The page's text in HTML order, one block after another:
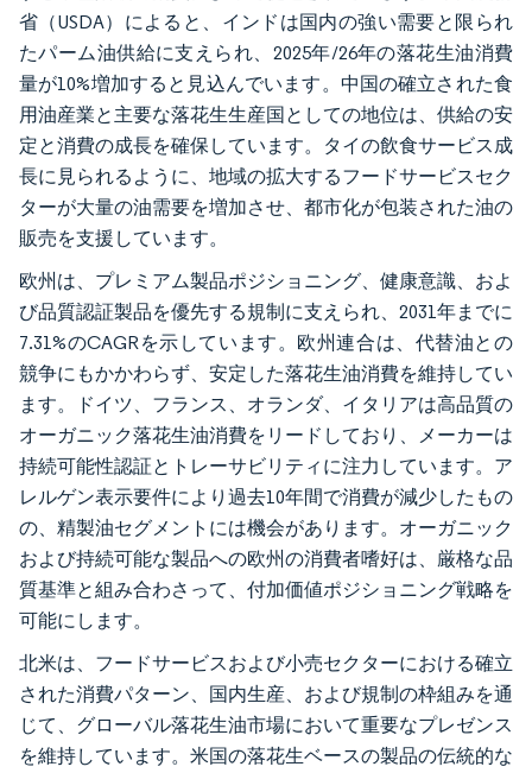
省（USDA）によると、インドは国内の強い需要と限られ
たパーム油供給に支えられ、2025年/26年の落花生油消費
量が10%増加すると見込んでいます。中国の確立された食
用油産業と主要な落花生生産国としての地位は、供給の安
定と消費の成長を確保しています。タイの飲食サービス成
長に見られるように、地域の拡大するフードサービスセク
ターが大量の油需要を増加させ、都市化が包装された油の
販売を支援しています。
欧州は、プレミアム製品ポジショニング、健康意識、およ
び品質認証製品を優先する規制に支えられ、2031年までに
7.31%のCAGRを示しています。欧州連合は、代替油との
競争にもかかわらず、安定した落花生油消費を維持してい
ます。ドイツ、フランス、オランダ、イタリアは高品質の
オーガニック落花生油消費をリードしており、メーカーは
持続可能性認証とトレーサビリティに注力しています。ア
レルゲン表示要件により過去10年間で消費が減少したもの
の、精製油セグメントには機会があります。オーガニック
および持続可能な製品への欧州の消費者嗜好は、厳格な品
質基準と組み合わさって、付加価値ポジショニング戦略を
可能にします。
北米は、フードサービスおよび小売セクターにおける確立
された消費パターン、国内生産、および規制の枠組みを通
じて、グローバル落花生油市場において重要なプレゼンス
を維持しています。米国の落花生ベースの製品の伝統的な